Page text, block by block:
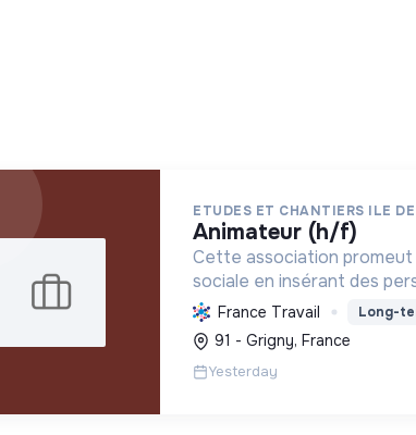
ETUDES ET CHANTIERS ILE
animateur (h/f)
Cette association promeut
sociale en insérant des
vulnérables par l'emploi et
d'intérêt collectif,
vie et formant aux métiers
tr...
France Travail Long-
91 - Grigny, France
Yesterday